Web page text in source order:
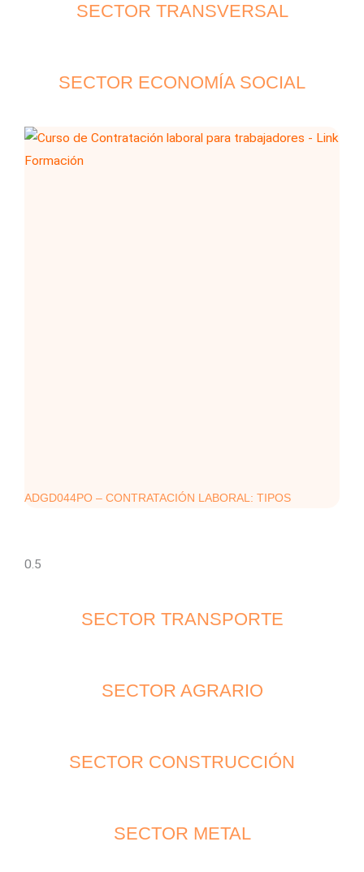
SECTOR TRANSVERSAL
SECTOR ECONOMÍA SOCIAL
ADGD044PO – CONTRATACIÓN LABORAL: TIPOS
SECTOR TRANSPORTE
SECTOR AGRARIO
SECTOR CONSTRUCCIÓN
SECTOR METAL